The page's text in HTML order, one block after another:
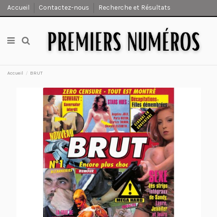
Accueil Contactez-nous Recherche et Résultats
Accueil BRUT